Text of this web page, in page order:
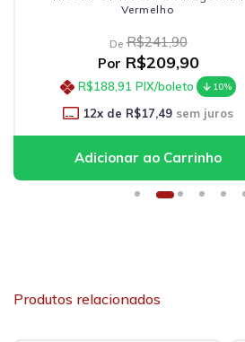
Vermelho
R$241,90
R$209,90
R$188,91 PIX/boleto 10%
12x de R$17,49sem juros
Produtos relacionados